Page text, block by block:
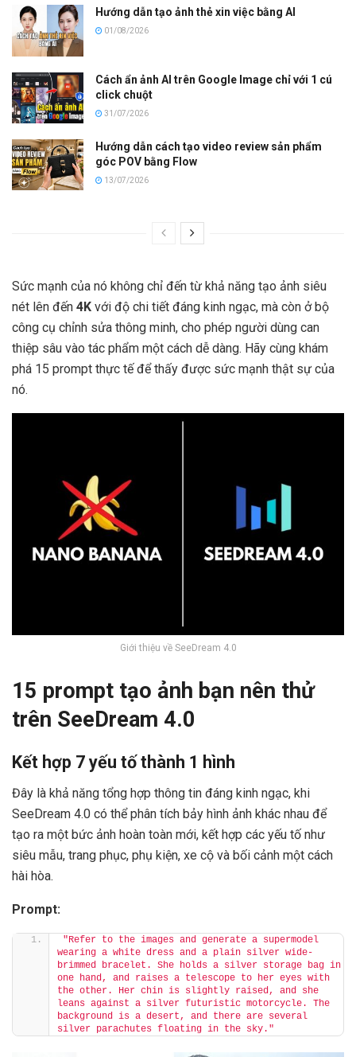
Hướng dẫn tạo ảnh thẻ xin việc bằng AI
01/08/2026
Cách ẩn ảnh AI trên Google Image chỉ với 1 cú
click chuột
31/07/2026
Hướng dẫn cách tạo video review sản phẩm
góc POV bằng Flow
13/07/2026
Sức mạnh của nó không chỉ đến từ khả năng tạo ảnh siêu
nét lên đến 4K với độ chi tiết đáng kinh ngạc, mà còn ở bộ
công cụ chỉnh sửa thông minh, cho phép người dùng can
thiệp sâu vào tác phẩm một cách dễ dàng. Hãy cùng khám
phá 15 prompt thực tế để thấy được sức mạnh thật sự của
nó.
Giới thiệu về SeeDream 4.0
15 prompt tạo ảnh bạn nên thử
trên SeeDream 4.0
Kết hợp 7 yếu tố thành 1 hình
Đây là khả năng tổng hợp thông tin đáng kinh ngạc, khi
SeeDream 4.0 có thể phân tích bảy hình ảnh khác nhau để
tạo ra một bức ảnh hoàn toàn mới, kết hợp các yếu tố như
siêu mẫu, trang phục, phụ kiện, xe cộ và bối cảnh một cách
hài hòa.
Prompt:
"Refer to the images and generate a supermodel
wearing a white dress and a plain silver wide-
brimmed bracelet. She holds a silver storage bag in
one hand, and raises a telescope to her eyes with
the other. Her chin is slightly raised, and she
leans against a silver futuristic motorcycle. The
background is a desert, and there are several
silver parachutes floating in the sky."